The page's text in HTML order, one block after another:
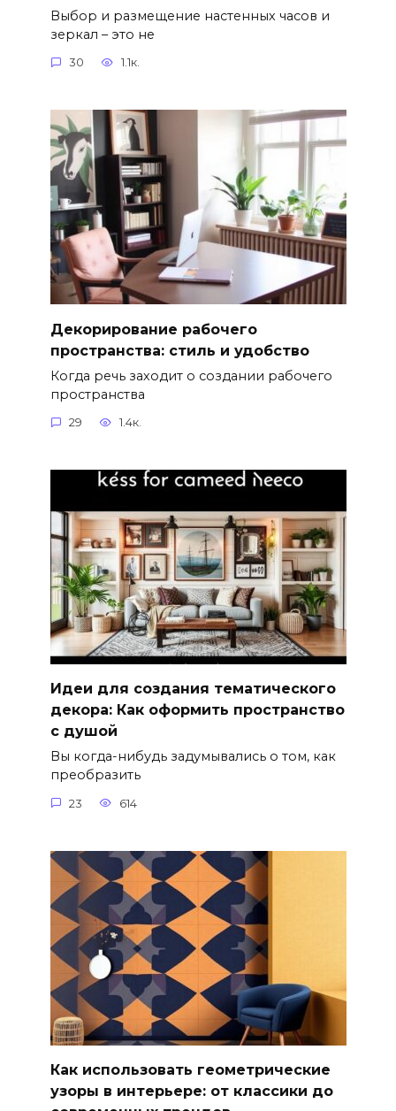
Выбор и размещение настенных часов и
зеркал – это не
30 1.1к.
Декорирование рабочего
пространства: стиль и удобство
Когда речь заходит о создании рабочего
пространства
29 1.4к.
Идеи для создания тематического
декора: Как оформить пространство
с душой
Вы когда-нибудь задумывались о том, как
преобразить
23 614
Как использовать геометрические
узоры в интерьере: от классики до